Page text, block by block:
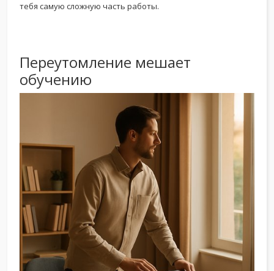
тебя самую сложную часть работы.
Переутомление мешает
обучению